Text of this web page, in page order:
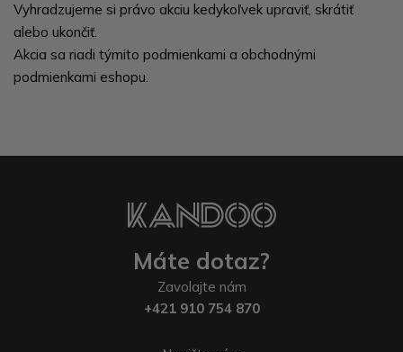
Vyhradzujeme si právo akciu kedykoľvek upraviť, skrátiť
alebo ukončiť.
Akcia sa riadi týmito podmienkami a obchodnými
podmienkami eshopu.
Máte dotaz?
Zavolajte nám
+421 910 754 870